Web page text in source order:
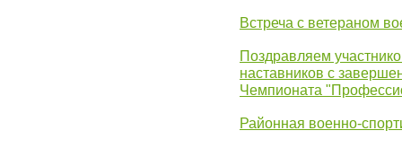
Встреча с ветераном
Поздравляем
наставников с
Чемпионата
Районная военно-